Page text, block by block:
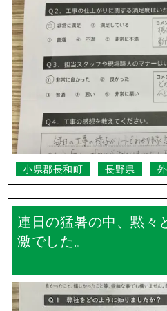
小県郡長和町 長野県
連日の猛暑の中、黙々
激でした。